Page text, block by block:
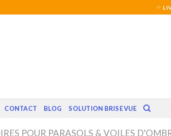
CONTACT BLOG SOLUTION BRISE VUE
POUR PARASOLS & VOILES